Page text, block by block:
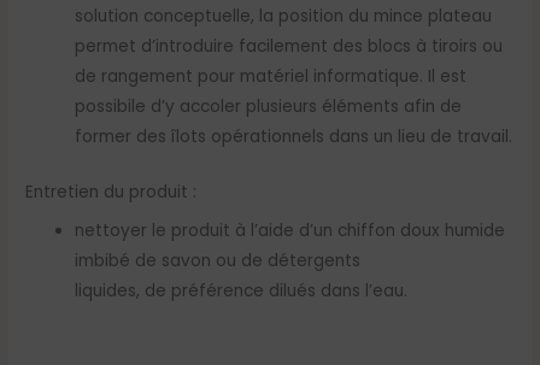
solution conceptuelle, la position du mince plateau
permet d’introduire facilement des blocs à tiroirs ou
de rangement pour matériel informatique. Il est
possibile d’y accoler plusieurs éléments afin de
former des îlots opérationnels dans un lieu de travail.
Entretien du produit :
nettoyer le produit à l’aide d’un chiffon doux humide
imbibé de savon ou de détergents
liquides, de préférence dilués dans l’eau.